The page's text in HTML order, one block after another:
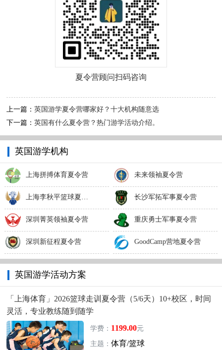
夏令营顾问扫码咨询
上一篇：英国游学夏令营哪家好？十大机构随意选
下一篇：英国有什么夏令营？热门游学活动介绍。
英国游学机构
上海拼搏体育夏令营 未来领袖夏令营
上海李秋平篮球夏令营 长沙军拓军事夏令营
深圳菁英领袖夏令营 重庆勇士军事夏令营
深圳新征程夏令营 GoodCamp营地夏令营
英国游学活动方案
「上海体育」2026篮球走训夏令营（5/6天）10+校区，时间
灵活，专业教练随到随学
学费： 1199.00元
主题： 体育/篮球